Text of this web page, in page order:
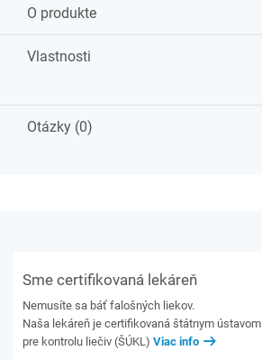
O produkte
Vlastnosti
Otázky (0)
Sme certifikovaná lekáreň
Nemusíte sa báť falošných liekov.
Naša lekáreň je certifikovaná štátnym ústavom
pre kontrolu liečiv (ŠÚKL) Viac info